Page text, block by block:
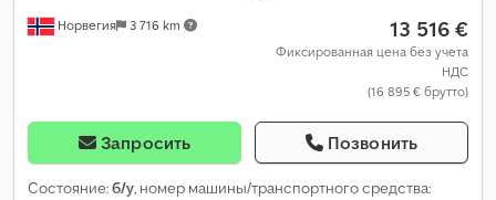
Норвегия 3 716 km 13 516 €
Фиксированная цена без учета
НДС
(16 895 € брутто)
Запросить Позвонить
Состояние:б/у, номер машины/транспортного средства: